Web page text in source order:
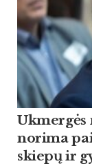
Ukmergės
norima
skiepų ir